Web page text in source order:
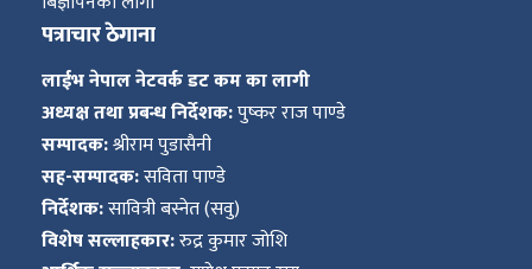
पत्राचार ठेगाना
लाईभ नेपाल नेटवर्क डट कम का लागी
अध्यक्ष तथा प्रबन्ध निर्देशक:पुष्कर राज पाण्डे
सम्पादक:श्रीराम पुडासैनी
सह-सम्पादक:सविता पाण्डे
निर्देशक:सावित्री बस्नेत (सवु)
विशेष सल्लाहकार:रुद्र कुमार जोशि